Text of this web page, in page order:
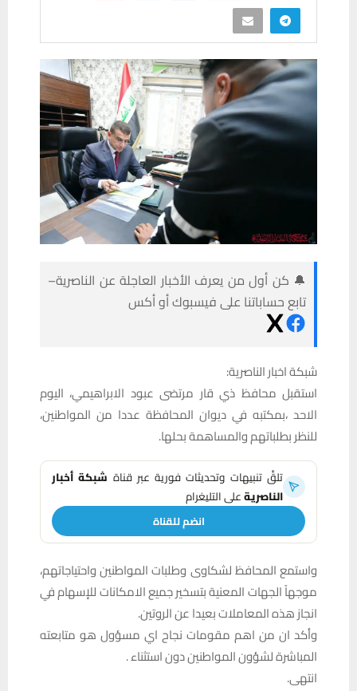
🔔 كن أول من يعرف الأخبار العاجلة عن الناصرية–
تابع حساباتنا على فيسبوك أو أكس
شبكة اخبار الناصرية:
استقبل محافظ ذي قار مرتضى عبود الابراهيمي، اليوم
الاحد ،بمكتبه في ديوان المحافظة عددا من المواطنين،
للنظر بطلباتهم والمساهمة بحلها.
تلقَّ تنبيهات وتحديثات فورية عبر قناة شبكة أخبار
الناصريةعلى التليغرام
انضم للقناة
واستمع المحافظ لشكاوى وطلبات المواطنين واحتياجاتهم،
موجهاً الجهات المعنية بتسخير جميع الامكانات للإسهام في
انجاز هذه المعاملات بعيدا عن الروتين.
وأكد ان من اهم مقومات نجاح اي مسؤول هو متابعته
المباشرة لشؤون المواطنين دون استثناء .
انتهى.